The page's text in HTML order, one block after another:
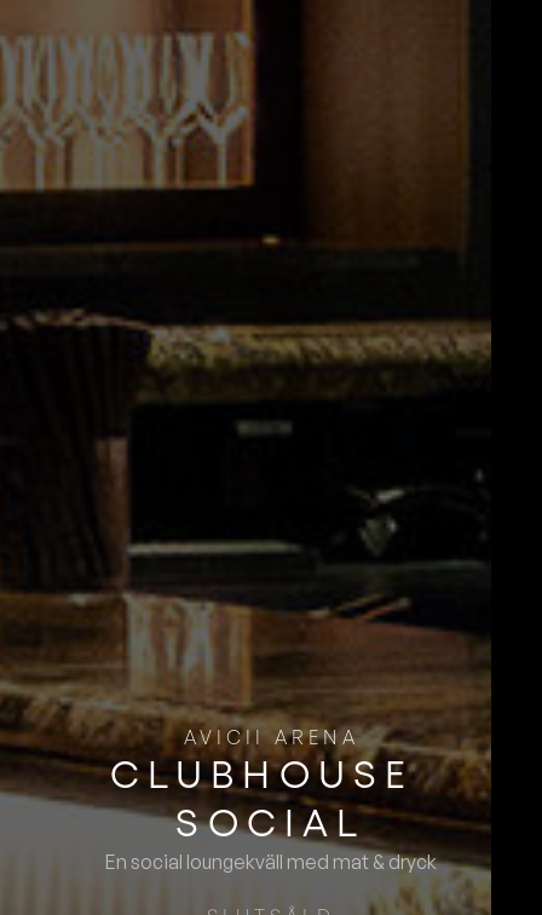
AVICII ARENA
CLUBHOUSE ​
SOCIAL
En social loungekväll med mat & dryck